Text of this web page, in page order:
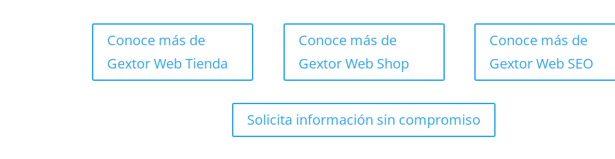
Conoce más de
Gextor Web Tienda
Conoce más de
Gextor Web Shop
Conoce más de
Gextor Web SEO
Solicita información sin compromiso